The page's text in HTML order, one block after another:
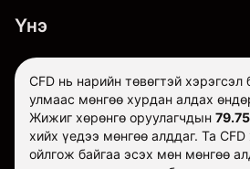
Үнэ
CFD нь нарийн төвөгтэй
улмаас мөнгөө хурдан алдах
Жижиг хөрөнгө оруулагчдын
хийх үедээ мөнгөө алддаг. Та
ойлгож байгаа эсэх мөн мөнгөө